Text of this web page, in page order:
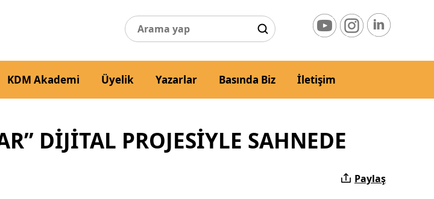
KDM Akademi Üyelik Yazarlar Basında Biz İletişim
DİJİTAL PROJESİYLE SAHNEDE
Paylaş